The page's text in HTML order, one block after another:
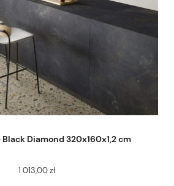
Diamond 320x160x1,2 cm
1 013,00 zł